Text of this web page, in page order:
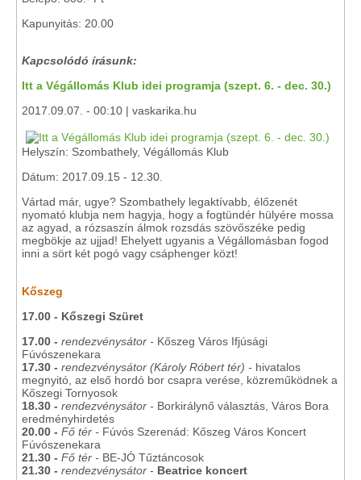
Kapunyitás: 20.00
Kapcsolódó írásunk:
Itt a Végállomás Klub idei programja (szept. 6. - dec. 30.)
2017.09.07. - 00:10 | vaskarika.hu
Helyszín: Szombathely, Végállomás Klub
Dátum: 2017.09.15 - 12.30.
Vártad már, ugye? Szombathely legaktívabb, élőzenét
nyomató klubja nem hagyja, hogy a fogtündér hülyére mossa
az agyad, a rózsaszín álmok rozsdás szövőszéke pedig
megbökje az ujjad! Ehelyett ugyanis a Végállomásban fogod
inni a sört két pogó vagy csáphenger közt!
Kőszeg
17.00 - Kőszegi Szüret
17.00 - rendezvénysátor - Kőszeg Város Ifjúsági
Fúvószenekara
17.30 - rendezvénysátor (Károly Róbert tér) - hivatalos
megnyitó, az első hordó bor csapra verése, közreműködnek a
Kőszegi Tornyosok
18.30 - rendezvénysátor - Borkirálynő választás, Város Bora
eredményhirdetés
20.00 - Fő tér - Fúvós Szerenád: Kőszeg Város Koncert
Fúvószenekara
21.30 - Fő tér - BE-JÓ Tűztáncosok
21.30 - rendezvénysátor - Beatrice koncert